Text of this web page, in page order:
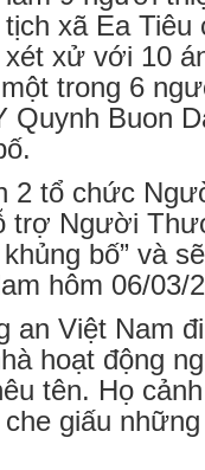
xã Ea
xử với 10
trong 6
Buon
2 tổ chức
trợ Người
khủng bố” và
hôm 06/03/
an Việt Nam
hoạt động
tên. Họ
giấu